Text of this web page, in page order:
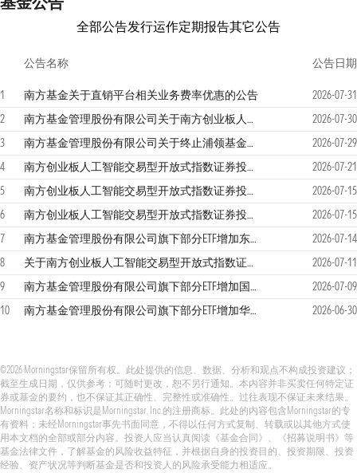
全部公告发行运作定期报告其它公告
公告名称 公告日期
1 南方基金关于直销平台相关业务费率优惠的公告
2026-07-31
2
南方基金管理股份有限公司关于南方创业板人工智能交易型开放式指数证券投资基金流动性服务商的公告
2026-07-30
3
南方基金管理股份有限公司关于终止浦领基金销售有限公司办理本公司旗下基金销售业务的公告
2026-07-29
4
南方创业板人工智能交易型开放式指数证券投资基金2026年第2季度报告
2026-07-21
5
南方创业板人工智能交易型开放式指数证券投资基金招募说明书（20260715更新）
2026-07-15
6
南方创业板人工智能交易型开放式指数证券投资基金基金产品资料概要（20260715更新）
2026-07-15
7
南方基金管理股份有限公司旗下部分ETF增加东方证券为一级交易商的公告
2026-07-14
8
关于南方创业板人工智能交易型开放式指数证券投资基金变更基金经理的公告
2026-07-11
9
南方基金管理股份有限公司旗下部分ETF增加国海证券为一级交易商的公告
2026-07-09
10
南方基金管理股份有限公司旗下部分ETF增加华源证券为一级交易商的公告 2026-06-30
©2026 Morningstar保留所有权。此处提供的信息、数据、分析和观点不构成投资建议；
截至生成日期，仅供参考；可随时更改，恕不另行通知。本内容并非买卖任何特定证
券或基金的要约，也不保证其正确性、完整性或准确性。过往表现不保证未来结果。
Morningstar名称和标识是Morningstar, Inc.的注册商标。此处的内容包含Morningstar的专
有资料；未经Morningstar事先书面同意，不得以任何方式复制、转载或以其他方式使
用本文档的全部或部分内容。投资人应当认真阅读《基金合同》、《招募说明书》等
基金法律文件，了解基金的风险收益特征，并根据自身的投资目的、投资期限、投资
经验、资产状况等判断基金是否和投资人的风险承受能力相适应。